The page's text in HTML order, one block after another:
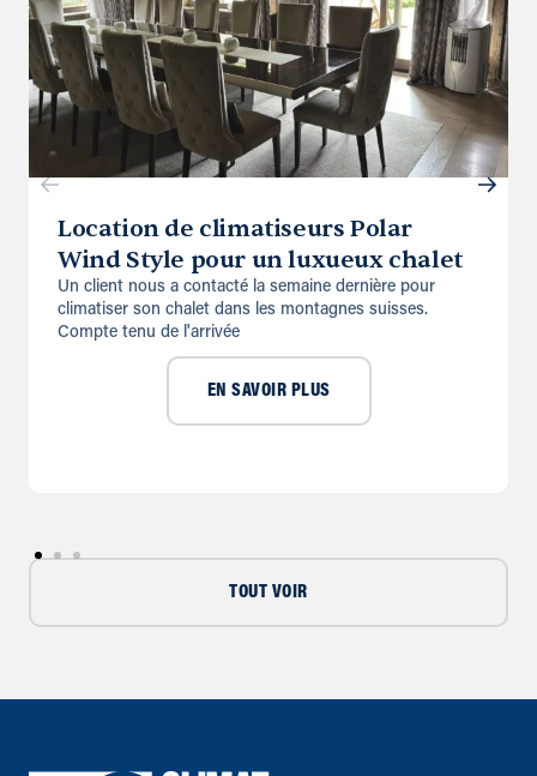
Location de climatiseurs Polar
Wind Style pour un luxueux chalet
Un client nous a contacté la semaine dernière pour
climatiser son chalet dans les montagnes suisses.
Compte tenu de l'arrivée
EN SAVOIR PLUS
TOUT VOIR